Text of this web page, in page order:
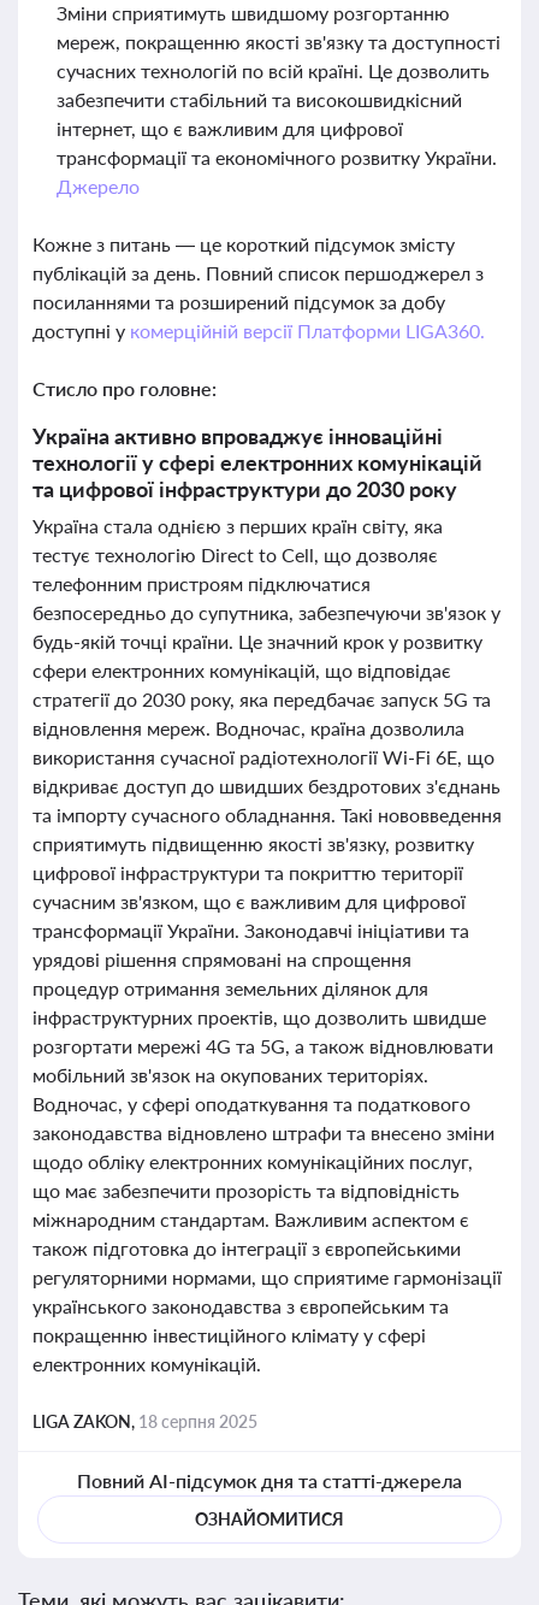
Зміни сприятимуть швидшому розгортанню
мереж, покращенню якості зв'язку та доступності
сучасних технологій по всій країні. Це дозволить
забезпечити стабільний та високошвидкісний
інтернет, що є важливим для цифрової
трансформації та економічного розвитку України.
Джерело
Кожне з питань — це короткий підсумок змісту
публікацій за день. Повний список першоджерел з
посиланнями та розширений підсумок за добу
доступні у комерційній версії Платформи LIGA360.
Стисло про головне:
Україна активно впроваджує інноваційні
технології у сфері електронних комунікацій
та цифрової інфраструктури до 2030 року
Україна стала однією з перших країн світу, яка
тестує технологію Direct to Cell, що дозволяє
телефонним пристроям підключатися
безпосередньо до супутника, забезпечуючи зв'язок у
будь-якій точці країни. Це значний крок у розвитку
сфери електронних комунікацій, що відповідає
стратегії до 2030 року, яка передбачає запуск 5G та
відновлення мереж. Водночас, країна дозволила
використання сучасної радіотехнології Wi-Fi 6E, що
відкриває доступ до швидших бездротових з'єднань
та імпорту сучасного обладнання. Такі нововведення
сприятимуть підвищенню якості зв'язку, розвитку
цифрової інфраструктури та покриттю території
сучасним зв'язком, що є важливим для цифрової
трансформації України. Законодавчі ініціативи та
урядові рішення спрямовані на спрощення
процедур отримання земельних ділянок для
інфраструктурних проектів, що дозволить швидше
розгортати мережі 4G та 5G, а також відновлювати
мобільний зв'язок на окупованих територіях.
Водночас, у сфері оподаткування та податкового
законодавства відновлено штрафи та внесено зміни
щодо обліку електронних комунікаційних послуг,
що має забезпечити прозорість та відповідність
міжнародним стандартам. Важливим аспектом є
також підготовка до інтеграції з європейськими
регуляторними нормами, що сприятиме гармонізації
українського законодавства з європейським та
покращенню інвестиційного клімату у сфері
електронних комунікацій.
LIGA ZAKON, 18 серпня 2025
Повний AI-підсумок дня та статті-джерела
ОЗНАЙОМИТИСЯ